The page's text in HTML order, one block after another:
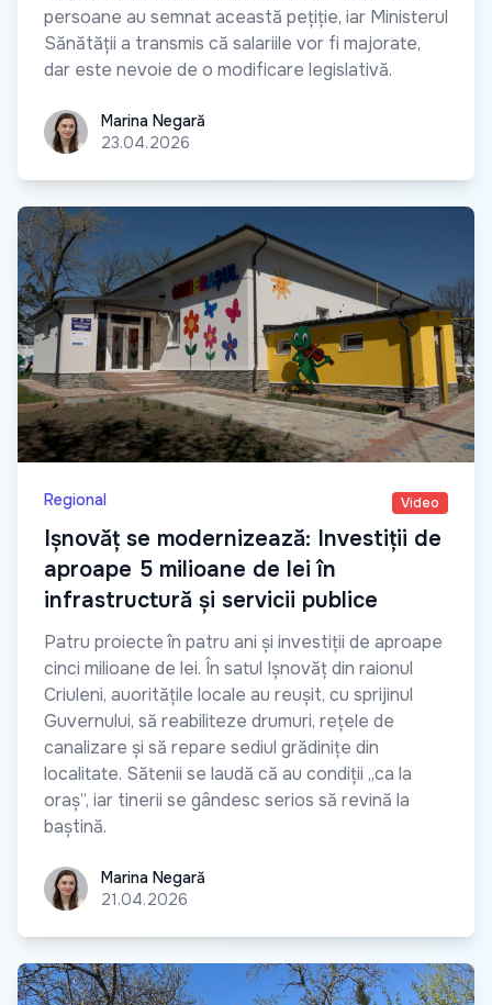
persoane au semnat această pețiție, iar Ministerul
Sănătății a transmis că salariile vor fi majorate,
dar este nevoie de o modificare legislativă.
Marina Negară
Marina Negară
23.04.2026
Regional Video
Ișnovăț se modernizează: Investiții de
aproape 5 milioane de lei în
infrastructură și servicii publice
Patru proiecte în patru ani și investiții de aproape
cinci milioane de lei. În satul Ișnovăț din raionul
Criuleni, auoritățile locale au reușit, cu sprijinul
Guvernului, să reabiliteze drumuri, rețele de
canalizare și să repare sediul grădinițe din
localitate. Sătenii se laudă că au condiții „ca la
oraș”, iar tinerii se gândesc serios să revină la
baștină.
Marina Negară
Marina Negară
21.04.2026